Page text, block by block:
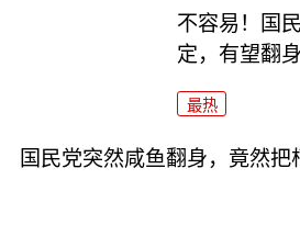
不容易！国
定，有望翻身
最热
国民党突然咸鱼翻身，竟然把